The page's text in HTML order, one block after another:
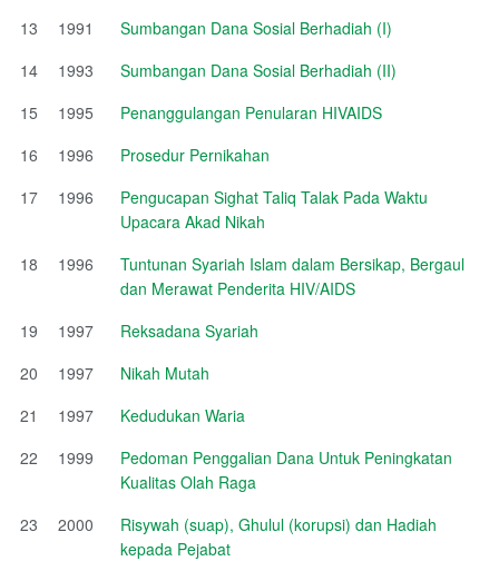
13
1991
Sumbangan Dana Sosial Berhadiah (I)
14
1993
Sumbangan Dana Sosial Berhadiah (II)
15
1995
Penanggulangan Penularan HIVAIDS
16
1996
Prosedur Pernikahan
17
1996
Pengucapan Sighat Taliq Talak Pada Waktu
Upacara Akad Nikah
18
1996
Tuntunan Syariah Islam dalam Bersikap, Bergaul
dan Merawat Penderita HIV/AIDS
19
1997
Reksadana Syariah
20
1997
Nikah Mutah
21
1997
Kedudukan Waria
22
1999
Pedoman Penggalian Dana Untuk Peningkatan
Kualitas Olah Raga
23
2000
Risywah (suap), Ghulul (korupsi) dan Hadiah
kepada Pejabat